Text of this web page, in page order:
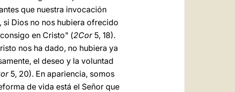
que nuestra invocación
Dios no nos hubiera ofrecido
en Cristo" (2Cor5, 18).
nos ha dado, no hubiera ya
el deseo y la voluntad
5, 20). En apariencia, somos
de vida está el Señor que